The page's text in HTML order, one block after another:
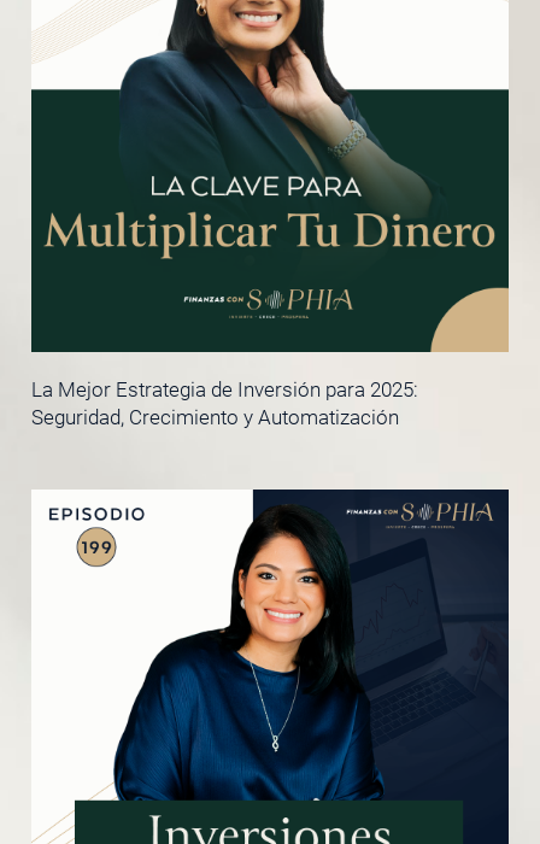
La Mejor Estrategia de Inversión para 2025:
Seguridad, Crecimiento y Automatización